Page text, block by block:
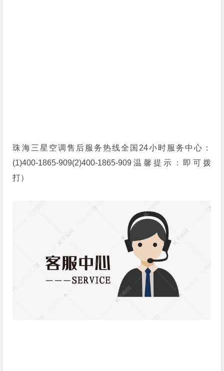
珠海三星空调售后服务热线全国24小时服务中心：
(1)400-1865-909(2)400-1865-909温馨提示：即可拨
打）